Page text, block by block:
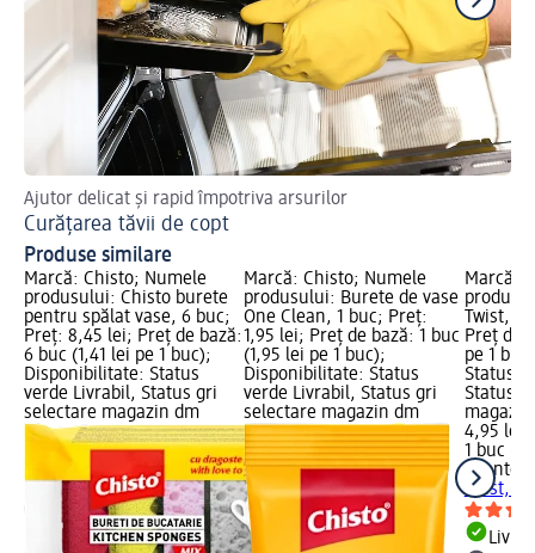
Ajutor delicat și rapid împotriva arsurilor
Curățarea tăvii de copt
Produse similare
Marcă: Chisto; Numele
produsului: Chisto burete
pentru spălat vase, 6 buc;
Preț: 8,45 lei; Preț de bază:
6 buc (1,41 lei pe 1 buc);
Disponibilitate: Status
verde Livrabil, Status gri
selectare magazin dm
Marcă: Chisto; Numele
produsului: Burete de vase
One Clean, 1 buc; Preț:
1,95 lei; Preț de bază: 1 buc
(1,95 lei pe 1 buc);
Disponibilitate: Status
verde Livrabil, Status gri
selectare magazin dm
Marcă:
Twist,
Preț de
pe 1
Status
Status
4,95 lei
1 buc
Spontex
Twist, 1